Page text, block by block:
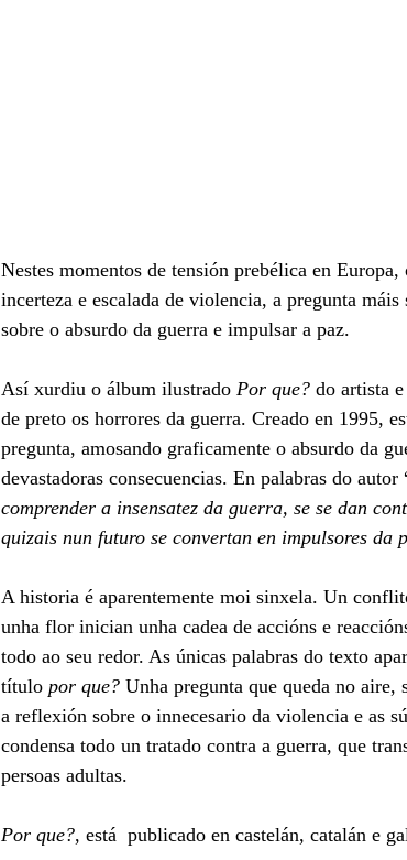
Nestes momentos de tensión prebélica en
incerteza e escalada de violencia, a pregunta
sobre o absurdo da guerra e impulsar a paz.
Así xurdiu o álbum ilustrado Por que? do artista
de preto os horrores da guerra. Creado en 1995,
pregunta, amosando graficamente o absurdo da
devastadoras consecuencias. En palabras do autor
comprender a insensatez da guerra, se se dan
quizais nun futuro se convertan en impulsores da
A historia é aparentemente moi sinxela. Un
unha flor inician unha cadea de accións e
todo ao seu redor. As únicas palabras do texto
título por que? Unha pregunta que queda no aire,
a reflexión sobre o innecesario da violencia e as
condensa todo un tratado contra a guerra, que
persoas adultas.
Por que?, está  publicado en castelán, catalán e